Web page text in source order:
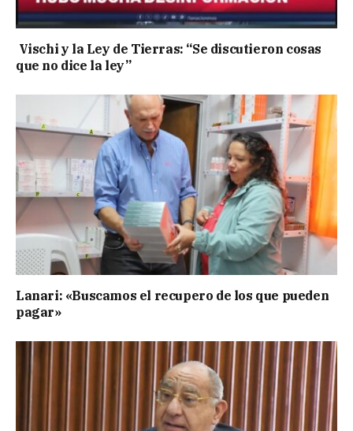
Vischi y la Ley de Tierras: “Se discutieron cosas
que no dice la ley”
Lanari: «Buscamos el recupero de los que pueden
pagar»